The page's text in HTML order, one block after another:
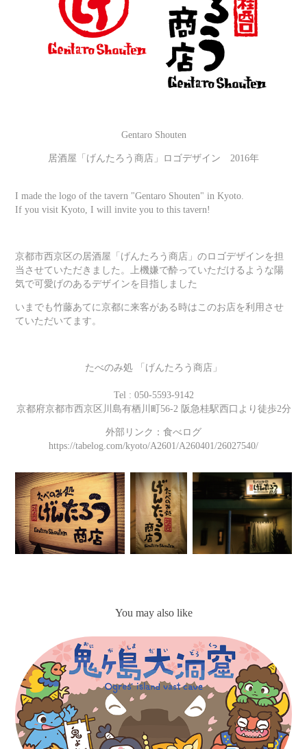
Gentaro Shouten
居酒屋「げんたろう商店」ロゴデザイン 2016年
I made the logo of the tavern "Gentaro Shouten" in Kyoto.
If you visit Kyoto, I will invite you to this tavern!
京都市西京区の居酒屋「げんたろう商店」のロゴデザインを担
当させていただきました。上機嫌で酔っていただけるような陽
気で可愛げのあるデザインを目指しました
いまでも竹藤あてに京都に来客がある時はこのお店を利用させ
ていただいてます。
たべのみ処 「げんたろう商店」
Tel : 050-5593-9142
京都府京都市西京区川島有栖川町56-2 阪急桂駅西口より徒歩2分
外部リンク：食べログ
https://tabelog.com/kyoto/A2601/A260401/26027540/
You may also like